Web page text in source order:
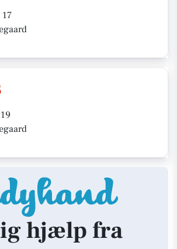
17
hjælp fra